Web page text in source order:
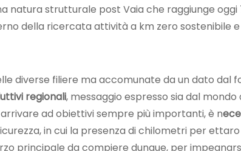
natura strutturale post Vaia che raggiunge
della ricercata attività a km zero sostenibile
diverse filiere ma accomunate da un dato dal
regionali, messaggio espresso sia dal
ad obiettivi sempre più importanti, è n
in cui la presenza di chilometri per
principale da compiere dunque, per